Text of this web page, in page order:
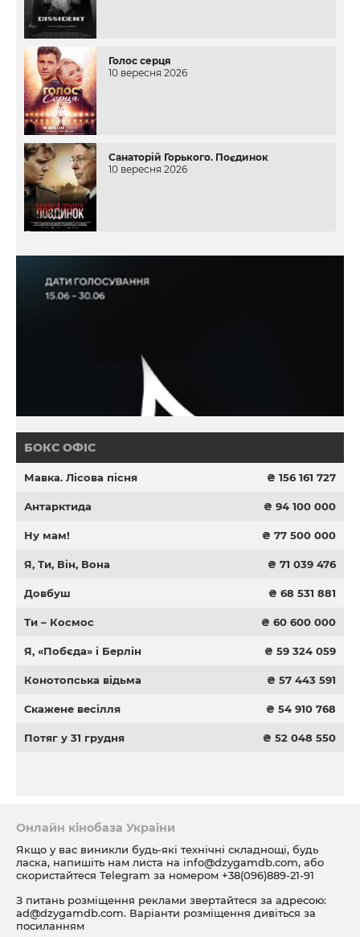
Голос серця
10 вересня 2026
Санаторій Горького. Поєдинок
10 вересня 2026
БОКС ОФІС
Мавка. Лісова пісня ₴ 156 161 727
Антарктида ₴ 94 100 000
Ну мам! ₴ 77 500 000
Я, Ти, Він, Вона ₴ 71 039 476
Довбуш ₴ 68 531 881
Ти – Космос ₴ 60 600 000
Я, «Побєда» і Берлін ₴ 59 324 059
Конотопська відьма ₴ 57 443 591
Скажене весілля ₴ 54 910 768
Потяг у 31 грудня ₴ 52 048 550
Онлайн кінобаза України
Якщо у вас виникли будь-які технічні складнощі, будь
ласка, напишіть нам листа на info@dzygamdb.com, або
скористайтеся Telegram за номером +38(096)889-21-91
З питань розміщення реклами звертайтеся за адресою:
ad@dzygamdb.com. Варіанти розміщення дивіться за
посиланням